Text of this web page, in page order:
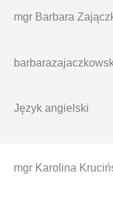
mgr Barbara
Język angielski
mgr Karolina